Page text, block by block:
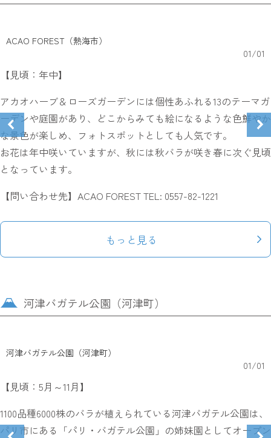
ACAO FOREST（熱海市）
01/01
【見頃：年中】
アカオハーブ＆ローズガーデンには個性あふれる13のテーマガ
ーデンや庭園があり、どこからみても絵になるような色鮮やか
な景色が楽しめ、フォトスポットとしても人気です。
お花は年中咲いていますが、秋には秋バラが咲き春に次ぐ見頃
となっています。
【問い合わせ先】ACAO FOREST TEL: 0557-82-1221
もっと見る
河津バガテル公園（河津町）
河津バガテル公園（河津町）
01/01
【見頃：5月～11月】
1100品種6000株のバラが植えられている河津バガテル公園は、
パリ市にある「パリ・バガテル公園」の姉妹園としてオープン